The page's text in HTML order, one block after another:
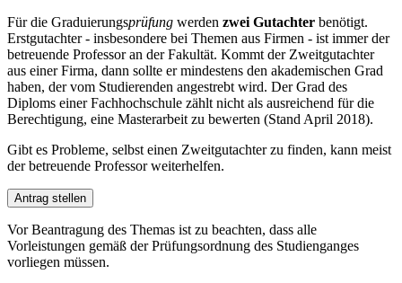
Für die Graduierungsprüfung werden zwei Gutachter benötigt.
Erstgutachter - insbesondere bei Themen aus Firmen - ist immer der
betreuende Professor an der Fakultät. Kommt der Zweitgutachter
aus einer Firma, dann sollte er mindestens den akademischen Grad
haben, der vom Studierenden angestrebt wird. Der Grad des
Diploms einer Fachhochschule zählt nicht als ausreichend für die
Berechtigung, eine Masterarbeit zu bewerten (Stand April 2018).
Gibt es Probleme, selbst einen Zweitgutachter zu finden, kann meist
der betreuende Professor weiterhelfen.
Antrag stellen
Vor Beantragung des Themas ist zu beachten, dass alle
Vorleistungen gemäß der Prüfungsordnung des Studienganges
vorliegen müssen.